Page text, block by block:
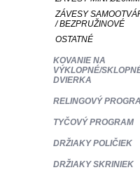
ZÁVESY
/ BEZPRUŽINOVÉ
OSTATNÉ
KOVANIE NA
VÝKLOPNÉ/
DVIERKA
RELINGOVÝ
TYČOVÝ PROGRAM
DRŽIAKY POLIČIEK
DRŽIAKY SKRINIEK